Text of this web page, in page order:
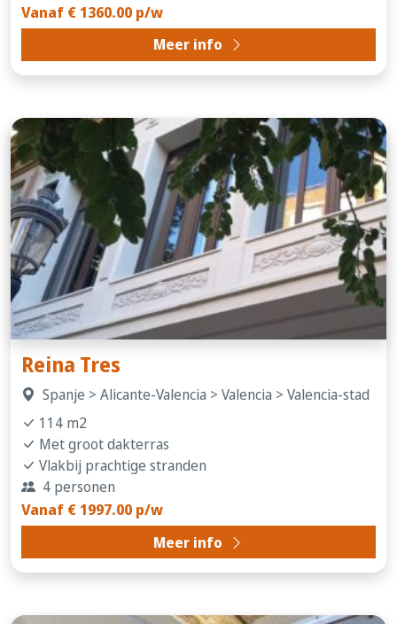
Vanaf € 1360.00 p/w
Meer info
Reina Tres
Spanje > Alicante-Valencia > Valencia > Valencia-stad
114 m2
Met groot dakterras
Vlakbij prachtige stranden
4 personen
Vanaf € 1997.00 p/w
Meer info